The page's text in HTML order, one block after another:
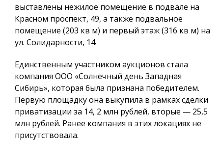
выставлены нежилое помещение в подвале на
Красном проспект, 49, а также подвальное
помещение (203 кв м) и первый этаж (316 кв м) на
ул. Солидарности, 14.
Единственным участником аукционов стала
компания ООО «Солнечный день Западная
Сибирь», которая была признана победителем.
Первую площадку она выкупила в рамках сделки
приватизации за 14, 2 млн рублей, вторые — 25,5
млн рублей. Ранее компания в этих локациях не
присутствовала.